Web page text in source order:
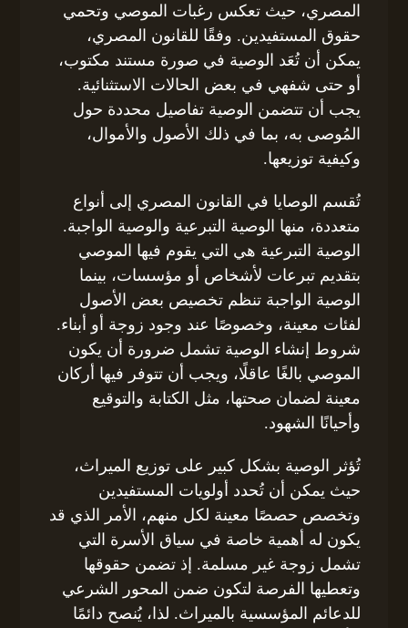
المصري، حيث تعكس رغبات الموصي وتحمي
حقوق المستفيدين. وفقًا للقانون المصري،
يمكن أن تُعَد الوصية في صورة مستند مكتوب،
أو حتى شفهي في بعض الحالات الاستثنائية.
يجب أن تتضمن الوصية تفاصيل محددة حول
المُوصى به، بما في ذلك الأصول والأموال،
وكيفية توزيعها.
تُقسم الوصايا في القانون المصري إلى أنواع
متعددة، منها الوصية التبرعية والوصية الواجبة.
الوصية التبرعية هي التي يقوم فيها الموصي
بتقديم تبرعات لأشخاص أو مؤسسات، بينما
الوصية الواجبة تنظم تخصيص بعض الأصول
لفئات معينة، وخصوصًا عند وجود زوجة أو أبناء.
شروط إنشاء الوصية تشمل ضرورة أن يكون
الموصي بالغًا عاقلًا، ويجب أن تتوفر فيها أركان
معينة لضمان صحتها، مثل الكتابة والتوقيع
وأحيانًا الشهود.
تُؤثر الوصية بشكل كبير على توزيع الميراث،
حيث يمكن أن تُحدد أولويات المستفيدين
وتخصص حصصًا معينة لكل منهم، الأمر الذي قد
يكون له أهمية خاصة في سياق الأسرة التي
تشمل زوجة غير مسلمة. إذ تضمن حقوقها
وتعطيها الفرصة لتكون ضمن المحور الشرعي
للدعائم المؤسسية بالميراث. لذا، يُنصح دائمًا